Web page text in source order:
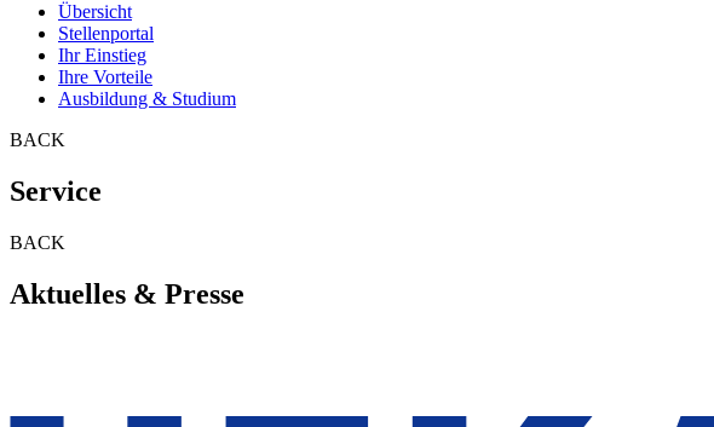
Übersicht
Stellenportal
Ihr Einstieg
Ihre Vorteile
Ausbildung & Studium
BACK
Service
BACK
Aktuelles & Presse